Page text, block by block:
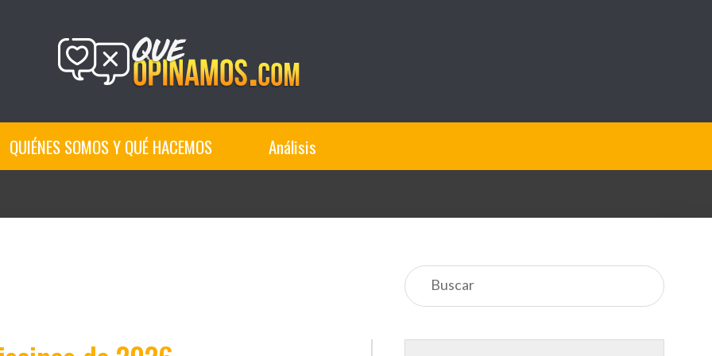
QUIÉNES SOMOS Y QUÉ HACEMOS Análisis